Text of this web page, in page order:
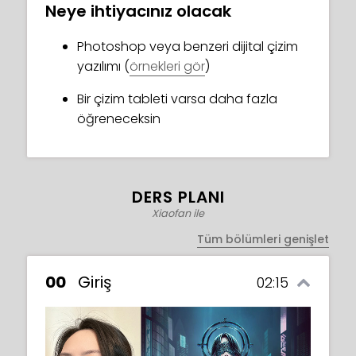
Neye ihtiyacınız olacak
Photoshop veya benzeri dijital çizim
yazılımı (örnekleri gör)
Bir çizim tableti varsa daha fazla
öğreneceksin
DERS PLANI
Xiaofan ile
Tüm bölümleri genişlet
00 Giriş 02:15